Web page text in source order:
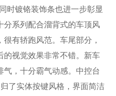
时镀铬装饰条也进一步彰显
分系列配合溜背式的车顶风
有轿跑风范。车尾部分，
的视觉效果非常不错。新车
，十分霸气动感。中控台
了实体按键风格，界面简洁